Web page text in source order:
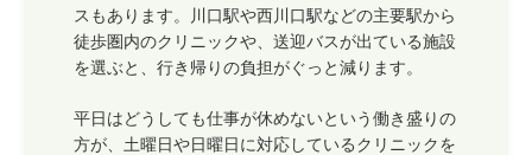
スもあります。川口駅や西川口駅などの主要駅から
徒歩圏内のクリニックや、送迎バスが出ている施設
を選ぶと、行き帰りの負担がぐっと減ります。
平日はどうしても仕事が休めないという働き盛りの
方が、土曜日や日曜日に対応しているクリニックを